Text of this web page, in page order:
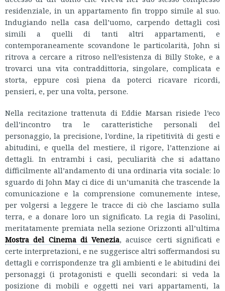
residenziale, in un appartamento fin troppo simile al suo.
Indugiando nella casa dell’uomo, carpendo dettagli così
simili a quelli di tanti altri appartamenti, e
contemporaneamente scovandone le particolarità, John si
ritrova a cercare a ritroso nell’esistenza di Billy Stoke, e a
trovarci una vita contraddittoria, singolare, complicata e
storta, eppure così piena da poterci ricavare ricordi,
pensieri, e, per una volta, persone.
Nella recitazione trattenuta di Eddie Marsan risiede l’eco
dell’incontro tra le caratteristiche personali del
personaggio, la precisione, l’ordine, la ripetitività di gesti e
abitudini, e quella del mestiere, il rigore, l’attenzione ai
dettagli. In entrambi i casi, peculiarità che si adattano
difficilmente all’andamento di una ordinaria vita sociale: lo
sguardo di John May ci dice di un’umanità che trascende la
comunicazione e la comprensione comunemente intese,
per volgersi a leggere le tracce di ciò che lasciamo sulla
terra, e a donare loro un significato. La regia di Pasolini,
meritatamente premiata nella sezione Orizzonti all’ultima
Mostra del Cinema di Venezia, acuisce certi significati e
certe interpretazioni, e ne suggerisce altri soffermandosi su
dettagli e corrispondenze tra gli ambienti e le abitudini dei
personaggi (i protagonisti e quelli secondari: si veda la
posizione di mobili e oggetti nei vari appartamenti, la